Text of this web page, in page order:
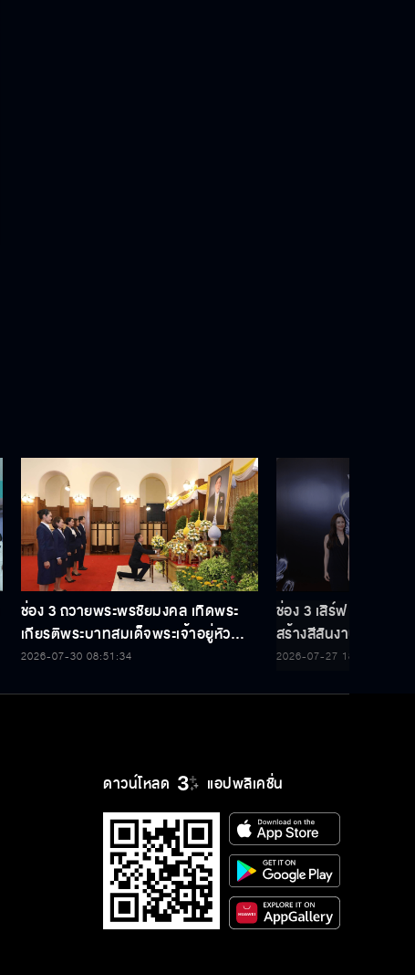
ช่อง 3 ถวายพระพรชัยมงคล เทิดพระ
เกียรติพระบาทสมเด็จพระเจ้าอยู่หัว
เนื่องในโอกาสวันเฉลิมพระชนมพรรษา
2026-07-30 08:51:34
ช่อง 3 เสิร์ฟ 5 นักแสด
สร้างสีสันงานประกาศ
THAILAND Y
2026-07-27 18:35:22
ดาวน์โหลด แอปพลิเคชั่น